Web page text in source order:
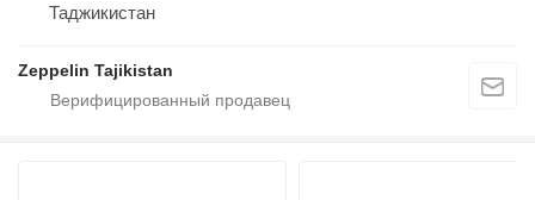
Таджикистан
Zeppelin Tajikistan